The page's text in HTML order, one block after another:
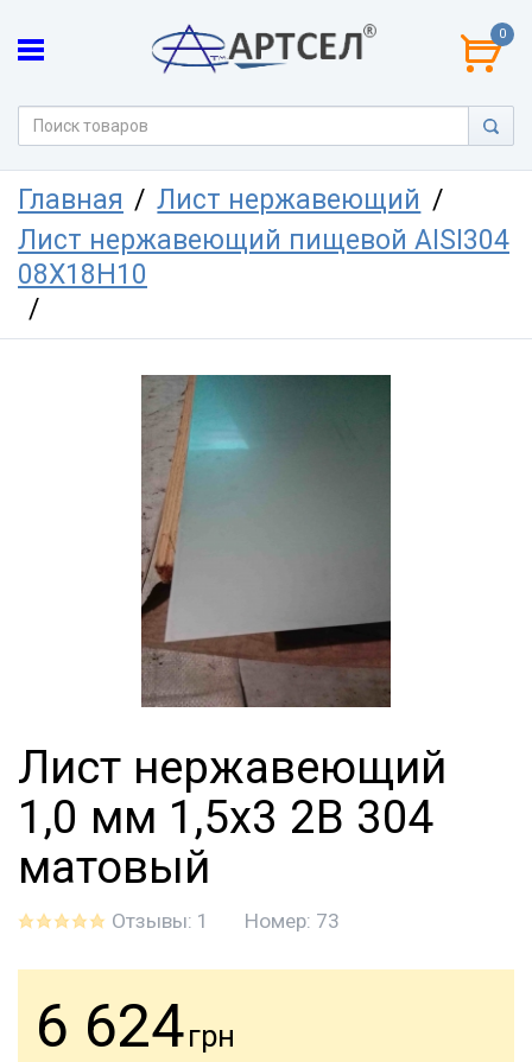
0
Главная
Лист нержавеющий
Лист нержавеющий пищевой AISI304
08Х18Н10
Лист нержавеющий
1,0 мм 1,5х3 2B 304
матовый
Отзывы: 1 Номер: 73
6 624грн